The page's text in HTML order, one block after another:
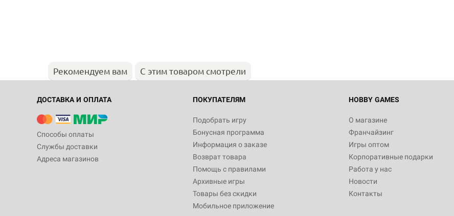
Рекомендуем вам С этим товаром смотрели
ДОСТАВКА И ОПЛАТА
Способы оплаты
Службы доставки
Адреса магазинов
ПОКУПАТЕЛЯМ
Подобрать игру
Бонусная программа
Информация о заказе
Возврат товара
Помощь с правилами
Архивные игры
Товары без скидки
Мобильное приложение
HOBBY GAMES
О магазине
Франчайзинг
Игры оптом
Корпоративные подарки
Работа у нас
Новости
Контакты